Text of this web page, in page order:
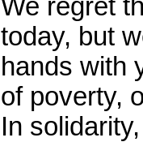
today, but
hands with
of poverty,
In solidarity,